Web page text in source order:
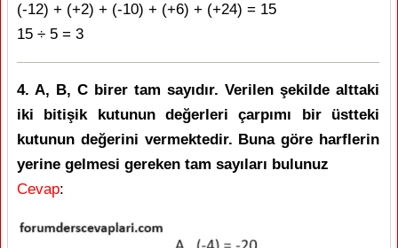
(-12) + (+2) + (-10) + (+6) + (+24) = 15
15 ÷ 5 = 3
4. A, B, C birer tam sayıdır. Verilen şekilde alttaki
iki bitişik kutunun değerleri çarpımı bir üstteki
kutunun değerini vermektedir. Buna göre harflerin
yerine gelmesi gereken tam sayıları bulunuz
Cevap: